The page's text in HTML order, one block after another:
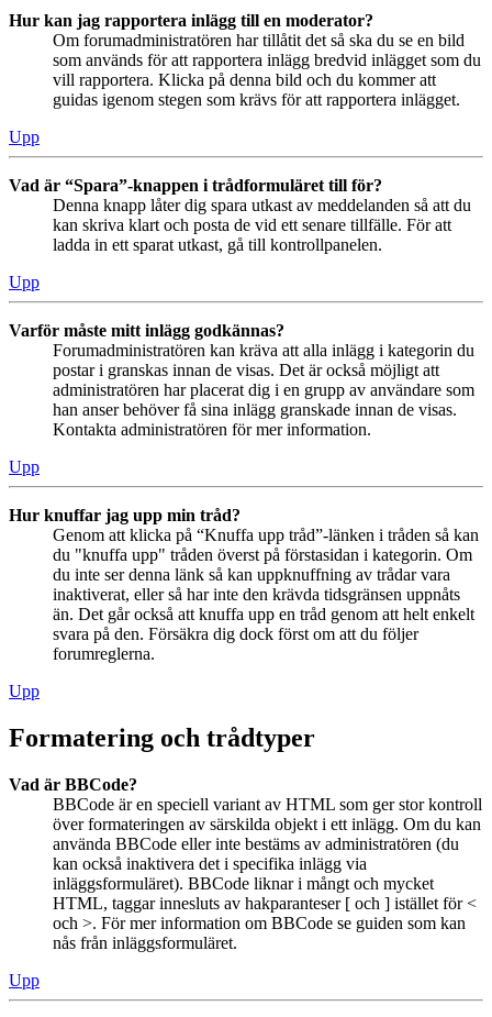
Hur kan jag rapportera inlägg till en moderator?
Om forumadministratören har tillåtit det så ska du se en bild
som används för att rapportera inlägg bredvid inlägget som du
vill rapportera. Klicka på denna bild och du kommer att
guidas igenom stegen som krävs för att rapportera inlägget.
Upp
Vad är “Spara”-knappen i trådformuläret till för?
Denna knapp låter dig spara utkast av meddelanden så att du
kan skriva klart och posta de vid ett senare tillfälle. För att
ladda in ett sparat utkast, gå till kontrollpanelen.
Upp
Varför måste mitt inlägg godkännas?
Forumadministratören kan kräva att alla inlägg i kategorin du
postar i granskas innan de visas. Det är också möjligt att
administratören har placerat dig i en grupp av användare som
han anser behöver få sina inlägg granskade innan de visas.
Kontakta administratören för mer information.
Upp
Hur knuffar jag upp min tråd?
Genom att klicka på “Knuffa upp tråd”-länken i tråden så kan
du "knuffa upp" tråden överst på förstasidan i kategorin. Om
du inte ser denna länk så kan uppknuffning av trådar vara
inaktiverat, eller så har inte den krävda tidsgränsen uppnåts
än. Det går också att knuffa upp en tråd genom att helt enkelt
svara på den. Försäkra dig dock först om att du följer
forumreglerna.
Upp
Formatering och trådtyper
Vad är BBCode?
BBCode är en speciell variant av HTML som ger stor kontroll
över formateringen av särskilda objekt i ett inlägg. Om du kan
använda BBCode eller inte bestäms av administratören (du
kan också inaktivera det i specifika inlägg via
inläggsformuläret). BBCode liknar i mångt och mycket
HTML, taggar innesluts av hakparanteser [ och ] istället för <
och >. För mer information om BBCode se guiden som kan
nås från inläggsformuläret.
Upp